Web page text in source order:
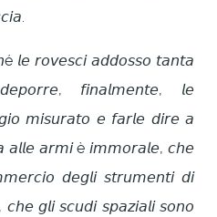
𝘭𝘦 𝘳𝘰𝘷𝘦𝘴𝘤𝘪 𝘢𝘥𝘥𝘰𝘴𝘴𝘰 𝘵𝘢𝘯𝘵𝘢
𝘧𝘪𝘯𝘢𝘭𝘮𝘦𝘯𝘵𝘦, 𝘭𝘦
𝘮𝘪𝘴𝘶𝘳𝘢𝘵𝘰 𝘦 𝘧𝘢𝘳𝘭𝘦 𝘥𝘪𝘳𝘦 𝘢
𝘢𝘭𝘭𝘦 𝘢𝘳𝘮𝘪 è 𝘪𝘮𝘮𝘰𝘳𝘢𝘭𝘦, 𝘤𝘩𝘦
𝘥𝘦𝘨𝘭𝘪 𝘴𝘵𝘳𝘶𝘮𝘦𝘯𝘵𝘪 𝘥𝘪
𝘨𝘭𝘪 𝘴𝘤𝘶𝘥𝘪 𝘴𝘱𝘢𝘻𝘪𝘢𝘭𝘪 𝘴𝘰𝘯𝘰